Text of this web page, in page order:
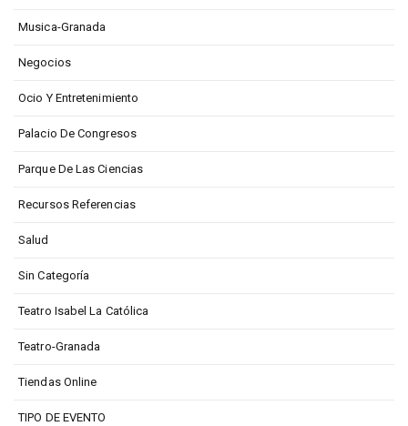
Musica-Granada
Negocios
Ocio Y Entretenimiento
Palacio De Congresos
Parque De Las Ciencias
Recursos Referencias
Salud
Sin Categoría
Teatro Isabel La Católica
Teatro-Granada
Tiendas Online
TIPO DE EVENTO